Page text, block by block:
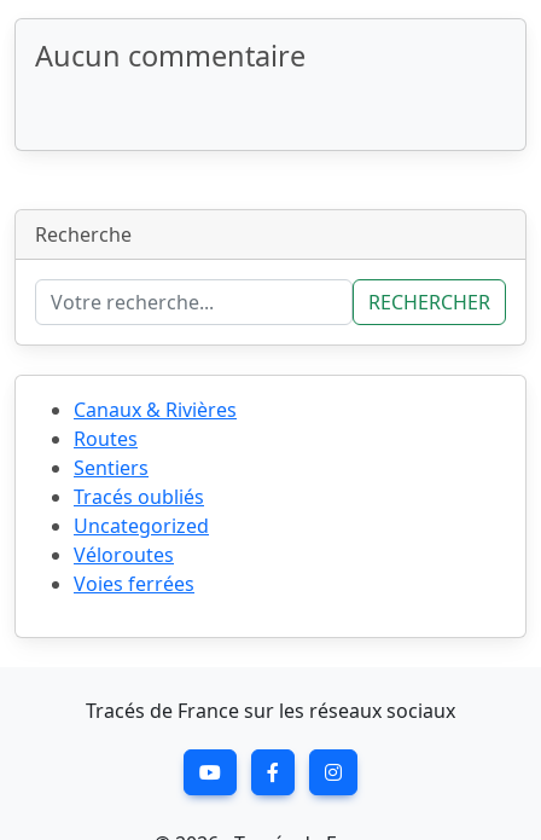
Aucun commentaire
Recherche
RECHERCHER
Canaux & Rivières
Routes
Sentiers
Tracés oubliés
Uncategorized
Véloroutes
Voies ferrées
Tracés de France sur les réseaux sociaux